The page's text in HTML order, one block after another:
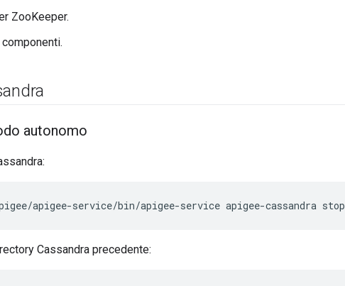
ZooKeeper.
autonomo
apigee-service/bin/apigee-service apigee-cassandra stop
Cassandra precedente: